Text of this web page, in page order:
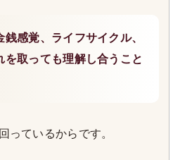
感覚、ライフサイクル、
を取っても理解し合うこと
っているからです。